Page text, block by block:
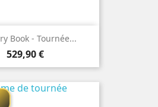
Book - Tournée...
Prix
529,90 €